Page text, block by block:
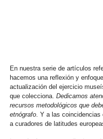
En nuestra serie de artículos
hacemos una reflexión y
actualización del ejercicio
que colecciona. Dedicamos
recursos metodológicos que
etnógrafo . Y a las
a curadores de latitudes